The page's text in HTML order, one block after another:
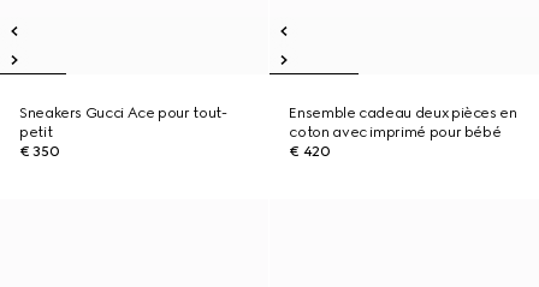
Sneakers Gucci Ace pour tout-
petit
€ 350
Ensemble cadeau deux pièces en
coton avec imprimé pour bébé
€ 420